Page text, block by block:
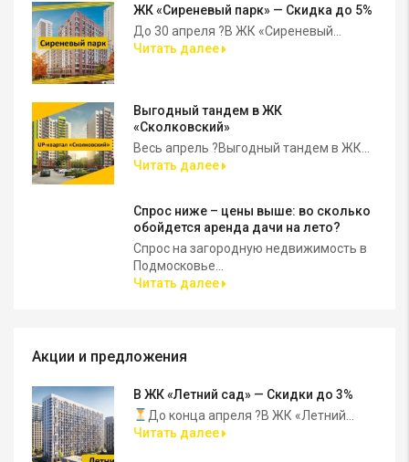
ЖК «Сиреневый парк» — Скидка до 5%
До 30 апреля ?В ЖК «Сиреневый...
Читать далее
Выгодный тандем в ЖК
«Сколковский»
Весь апрель ?Выгодный тандем в ЖК...
Читать далее
Спрос ниже – цены выше: во сколько
обойдется аренда дачи на лето?
Спрос на загородную недвижимость в
Подмосковье...
Читать далее
Акции и предложения
В ЖК «Летний сад» — Скидки до 3%
До конца апреля ?В ЖК «Летний...
Читать далее